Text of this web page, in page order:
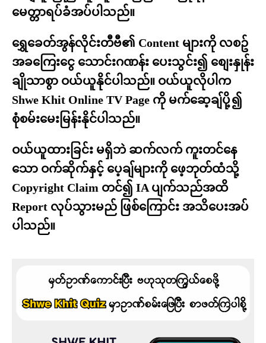
မေတ္တာရပ်ခံအပ်ပါသည်။
ရွှေခေတ်အွန်လိုင်းတီဗီ၏ Content များကို လစဥ်
အခကြေးငွေ သောင်းဂဏန်း ပေးသွင်း၍ စျေးနှုန်း
ချိုသာစွာ ဝယ်ယူနိုင်ပါသည်။ ဝယ်ယူလိုပါက
Shwe Khit Online TV Page ကို မက်ဆေ့ချ်ပို့၍
စုံစမ်းမေးမြန်းနိုင်ပါသည်။
ဝယ်ယူထားခြင်း မရှိဘဲ ဆက်လက် ကူးတင်နေ
သော ဝက်ဆိုက်နှင့် ပေ့ချ်များကို ဖေ့ဘုတ်ထံသို့
Copyright Claim တင်၍ IA ပျက်သည်အထိ
Report လုပ်သွားမည် ဖြစ်ကြောင်း အသိပေးအပ်
ပါသည်။